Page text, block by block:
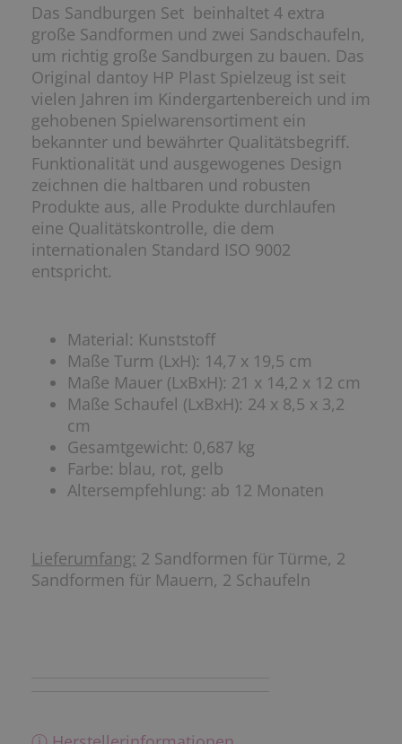
Das Sandburgen Set beinhaltet 4 extra
große Sandformen und zwei Sandschaufeln,
um richtig große Sandburgen zu bauen. Das
Original dantoy HP Plast Spielzeug ist seit
vielen Jahren im Kindergartenbereich und im
gehobenen Spielwarensortiment ein
bekannter und bewährter Qualitätsbegriff.
Funktionalität und ausgewogenes Design
zeichnen die haltbaren und robusten
Produkte aus, alle Produkte durchlaufen
eine Qualitätskontrolle, die dem
internationalen Standard ISO 9002
entspricht.
Material: Kunststoff
Maße Turm (LxH): 14,7 x 19,5 cm
Maße Mauer (LxBxH): 21 x 14,2 x 12 cm
Maße Schaufel (LxBxH): 24 x 8,5 x 3,2
cm
Gesamtgewicht: 0,687 kg
Farbe: blau, rot, gelb
Altersempfehlung: ab 12 Monaten
Lieferumfang: 2 Sandformen für Türme, 2
Sandformen für Mauern, 2 Schaufeln